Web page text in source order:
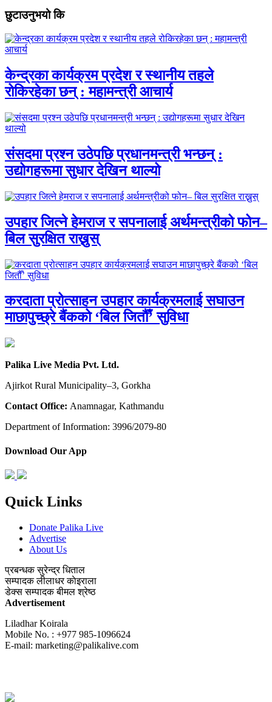
छुटाउनुभयो कि
केन्द्रका कार्यक्रम प्रदेश र स्थानीय तहले
रोकिरहेका छन् : महामन्त्री आचार्य
संसदमा प्रश्न उठेपछि प्रधानमन्त्री भन्छन् :
उद्योगहरूमा सुधार देखिन थाल्यो
उपहार जित्ने हेमराज र सपनालाई अर्थमन्त्रीको फोन–
बिल सुरक्षित राख्नुस्
करदाता प्रोत्साहन उपहार कार्यक्रमलाई सघाउन
माछापुच्छ्रे बैंकको ‘बिल जितौँ’ सुविधा
Palika Live Media Pvt. Ltd.
Ajirkot Rural Municipality–3, Gorkha
Contact Office: Anamnagar, Kathmandu
Department of Information: 3996/2079-80
Download Our App
Quick Links
Donate Palika Live
Advertise
About Us
प्रबन्धकसुरेन्द्र धिताल
सम्पादकलीलाधर काेइराला
डेक्स सम्पादकबीमल श्रेष्ठ
Advertisement
Liladhar Koirala
Mobile No. : +977 985-1096624
E-mail: marketing@palikalive.com